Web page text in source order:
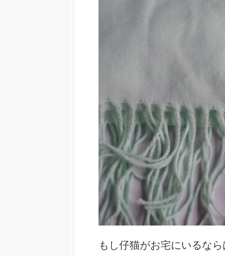
もし仔猫がお宅にいるな